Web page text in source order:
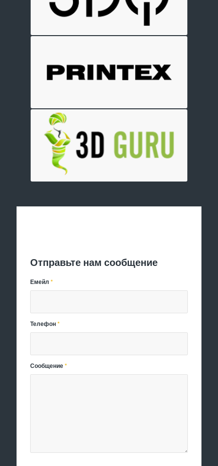
Отправьте нам сообщение
Емейл*
Телефон*
Сообщение*